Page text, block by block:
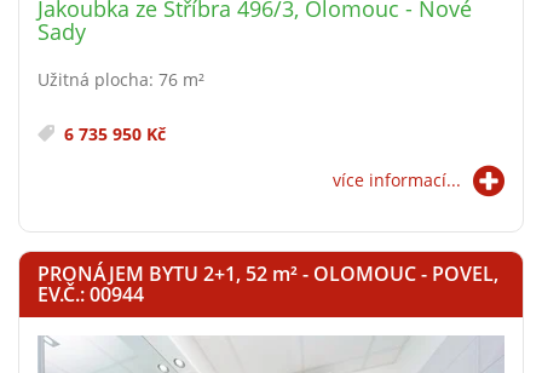
Jakoubka ze Stříbra 496/3, Olomouc - Nové
Sady
Užitná plocha: 76 m²
6 735 950 Kč
více informací...
PRONÁJEM BYTU 2+1, 52 m²- OLOMOUC - POVEL,
EV.Č.: 00944